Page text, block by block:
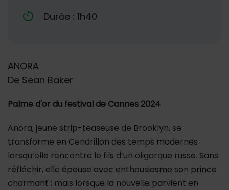
Durée : 1h40
ANORA
De Sean Baker
Palme d'or du festival de Cannes 2024
Anora, jeune strip-teaseuse de Brooklyn, se
transforme en Cendrillon des temps modernes
lorsqu’elle rencontre le fils d’un oligarque russe. Sans
réfléchir, elle épouse avec enthousiasme son prince
charmant ; mais lorsque la nouvelle parvient en